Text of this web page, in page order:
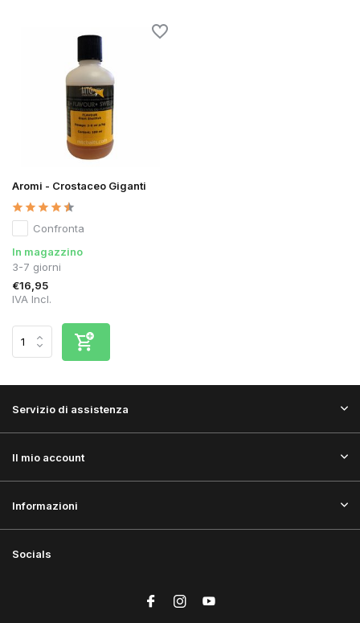
Aromi - Crostaceo Giganti
Confronta
In magazzino
3-7 giorni
€16,95
IVA Incl.
Servizio di assistenza
Il mio account
Informazioni
Socials